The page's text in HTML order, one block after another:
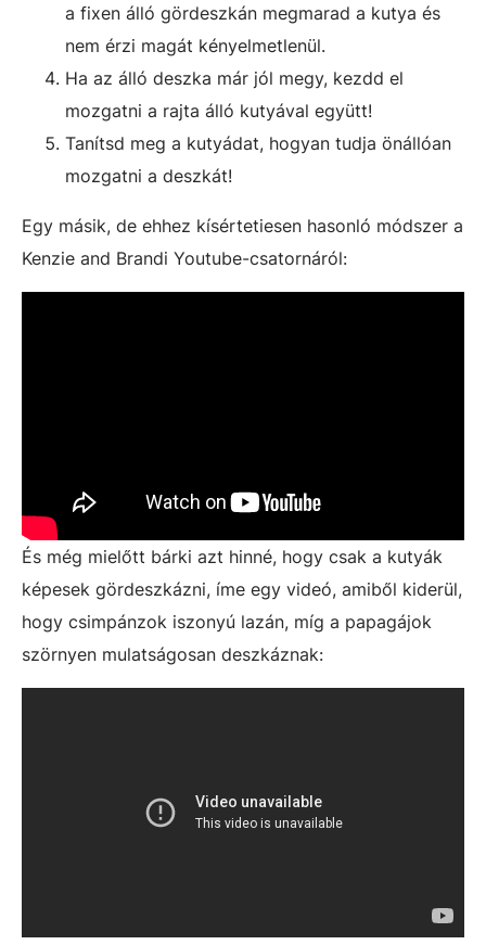
a fixen álló gördeszkán megmarad a kutya és
nem érzi magát kényelmetlenül.
Ha az álló deszka már jól megy, kezdd el
mozgatni a rajta álló kutyával együtt!
Tanítsd meg a kutyádat, hogyan tudja önállóan
mozgatni a deszkát!
Egy másik, de ehhez kísértetiesen hasonló módszer a
Kenzie and Brandi Youtube-csatornáról:
És még mielőtt bárki azt hinné, hogy csak a kutyák
képesek gördeszkázni, íme egy videó, amiből kiderül,
hogy csimpánzok iszonyú lazán, míg a papagájok
szörnyen mulatságosan deszkáznak: